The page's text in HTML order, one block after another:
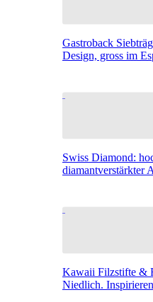
Gastroback
Design, gross im
Swiss Diamond:
diamantverstärkter
Kawaii Filzstifte &
Niedlich.